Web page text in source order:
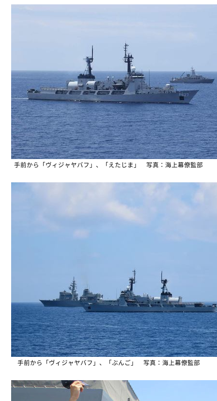
手前から「ヴィジャヤバフ」、「えたじま」 写真：海上幕僚監部
手前から「ヴィジャヤバフ」、「ぶんご」 写真：海上幕僚監部